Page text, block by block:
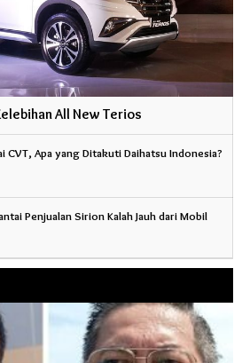
All New Terios
CVT, Apa yang Ditakuti Daihatsu Indonesia?
Penjualan Sirion Kalah Jauh dari Mobil